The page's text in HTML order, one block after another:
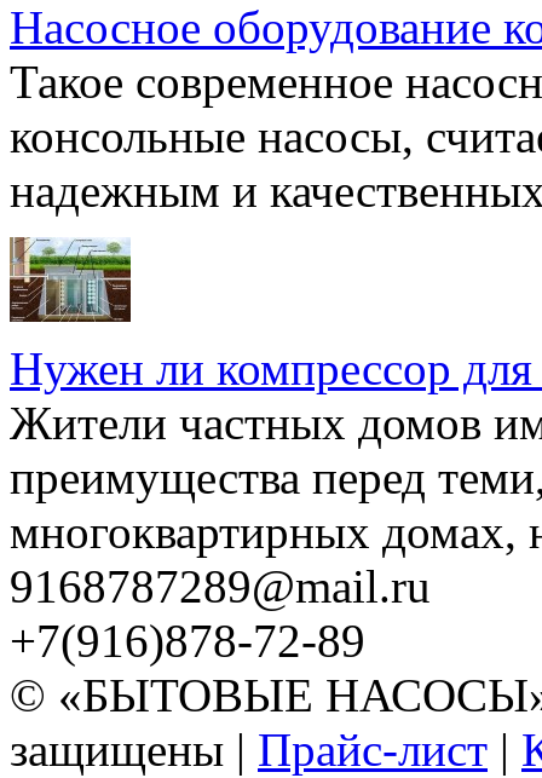
Насосное оборудование
Такое современное
консольные насосы,
надежным и
Нужен ли компрессор для
Жители частных домов
преимущества перед
многоквартирных домах,
9168787289@mail.ru
+7(916)878-72-89
© «БЫТОВЫЕ НАСОСЫ»
защищены | Прайс-лист |